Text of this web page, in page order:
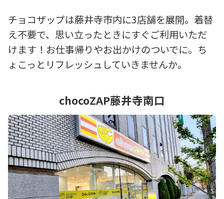
チョコザップは藤井寺市内に3店舗を展開。着替
え不要で、思い立ったときにすぐご利用いただ
けます！お仕事帰りやお出かけのついでに。ち
ょこっとリフレッシュしていきませんか。
chocoZAP藤井寺南口